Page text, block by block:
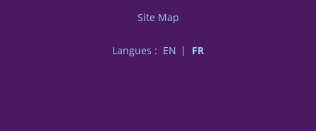
Site Map
Langues : EN FR